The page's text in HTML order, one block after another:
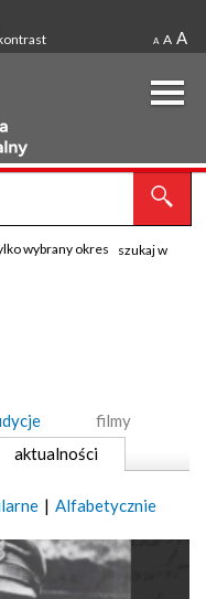
A A A
wybrany okres
szukaj w
filmy
aktualności
| Alfabetycznie